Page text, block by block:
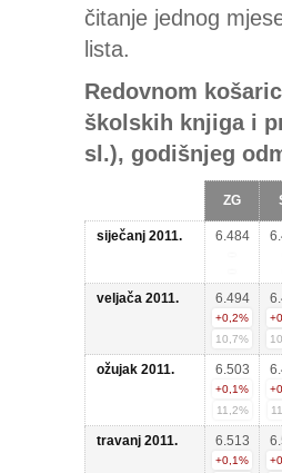
čitanje jednog
lista.
Redovnom
školskih knjiga i
sl.), godišnjeg
ZG
siječanj 2011. 6.484
veljača 2011. 6.494
+0,2%
10,7%
ožujak 2011. 6.503
+0,1%
11,2%
travanj 2011. 6.513
+0,1%